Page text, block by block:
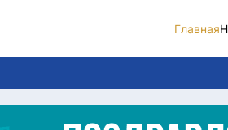
Главная